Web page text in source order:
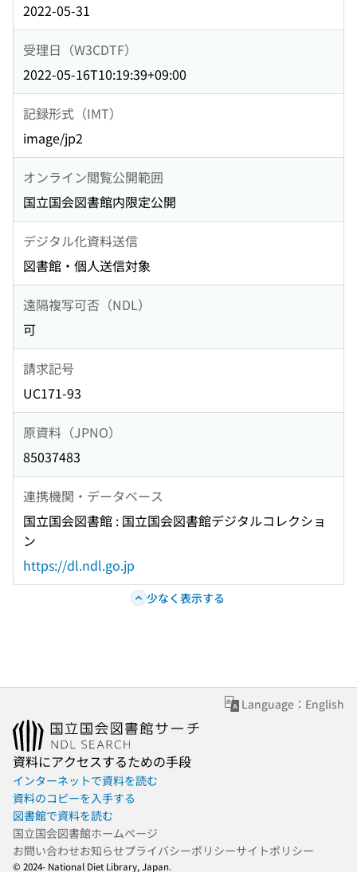
2022-05-31
受理日（W3CDTF）
2022-05-16T10:19:39+09:00
記録形式（IMT）
image/jp2
オンライン閲覧公開範囲
国立国会図書館内限定公開
デジタル化資料送信
図書館・個人送信対象
遠隔複写可否（NDL）
可
請求記号
UC171-93
原資料（JPNO）
85037483
連携機関・データベース
国立国会図書館 : 国立国会図書館デジタルコレクショ
ン
https://dl.ndl.go.jp
少なく表示する
Language：English
資料にアクセスするための手段
インターネットで資料を読む
資料のコピーを入手する
図書館で資料を読む
国立国会図書館ホームページ
お問い合わせお知らせプライバシーポリシーサイトポリシー
© 2024- National Diet Library, Japan.